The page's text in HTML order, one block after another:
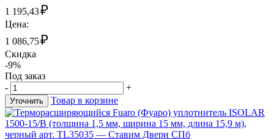
1 195,43₽
Цена:
1 086,75₽
Скидка
-9%
Под заказ
-
+
Уточнить Товар в корзине